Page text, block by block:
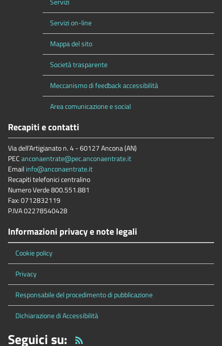
Servizi on-line
Mappa del sito
Società trasparente
Meccanismo di feedback accessibilità
Area comunicazione e social
Recapiti e contatti
Via dell’Artigianato n. 4 - 60127 Ancona (AN)
PECanconaentrate@pec.anconaentrate.it
Emailinfo@anconaentrate.it
Recapiti telefonici centralino
Numero Verde 800.551.881
Fax: 0712832119
P.IVA 02278540428
Informazioni privacy e note legali
Cookie policy
Privacy
Responsabile del procedimento di pubblicazione
Dichiarazione di Accessibilità
Seguici su: